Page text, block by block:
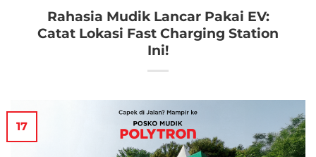
Rahasia Mudik Lancar Pakai EV:
Catat Lokasi Fast Charging Station
Ini!
17